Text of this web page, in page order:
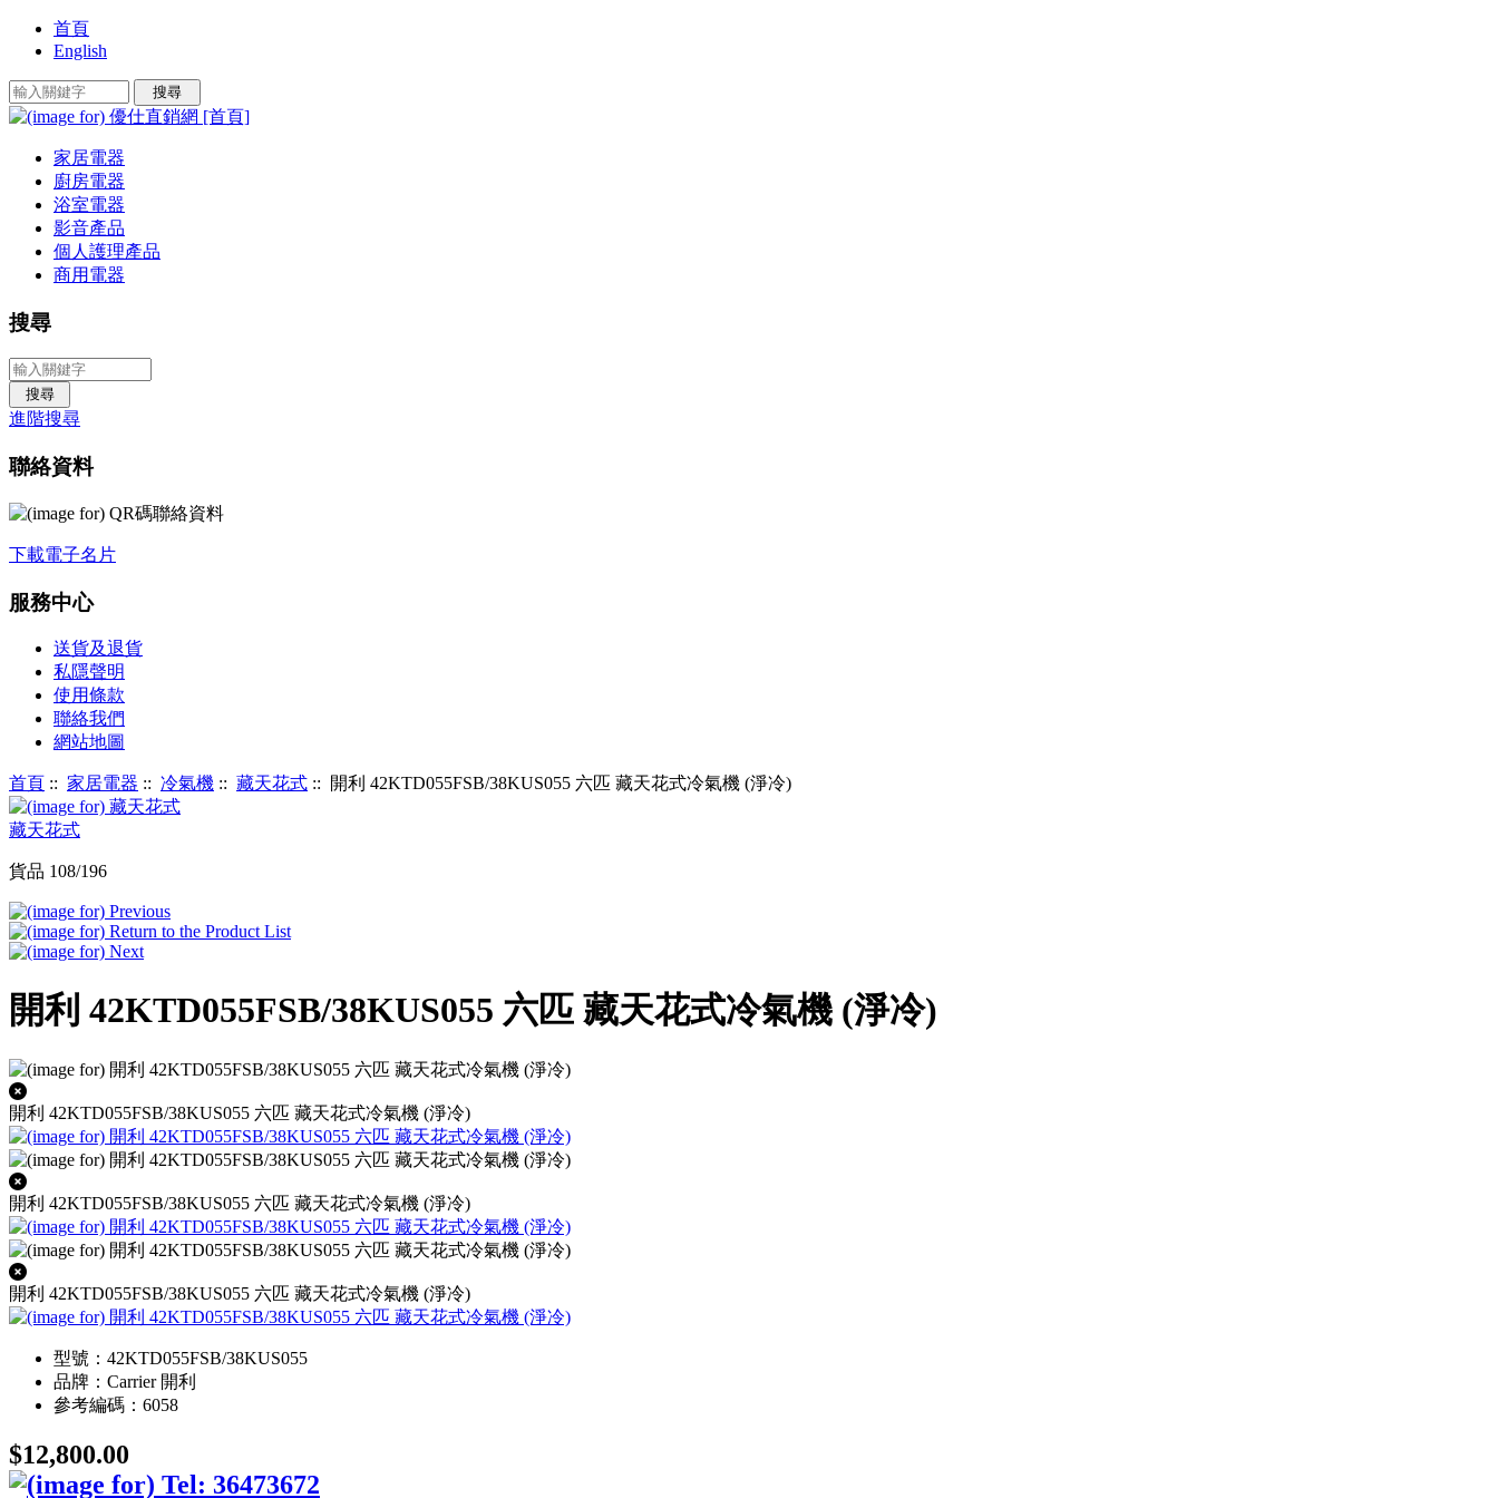
首頁
English
家居電器
廚房電器
浴室電器
影音產品
個人護理產品
商用電器
搜尋
進階搜尋
聯絡資料
下載電子名片
服務中心
送貨及退貨
私隱聲明
使用條款
聯絡我們
網站地圖
首頁 :: 家居電器 :: 冷氣機 :: 藏天花式 :: 開利 42KTD055FSB/38KUS055 六匹 藏天花式冷氣機 (淨冷)
藏天花式
貨品 108/196
開利 42KTD055FSB/38KUS055 六匹 藏天花式冷氣機 (淨冷)
開利 42KTD055FSB/38KUS055 六匹 藏天花式冷氣機 (淨冷)
開利 42KTD055FSB/38KUS055 六匹 藏天花式冷氣機 (淨冷)
開利 42KTD055FSB/38KUS055 六匹 藏天花式冷氣機 (淨冷)
型號：42KTD055FSB/38KUS055
品牌：Carrier 開利
參考編碼：6058
$12,800.00